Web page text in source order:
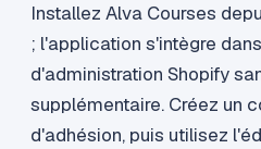
Installez Alva Courses
; l'application s'intègre
d'administration Shopify
supplémentaire. Créez un
d'adhésion, puis utilisez